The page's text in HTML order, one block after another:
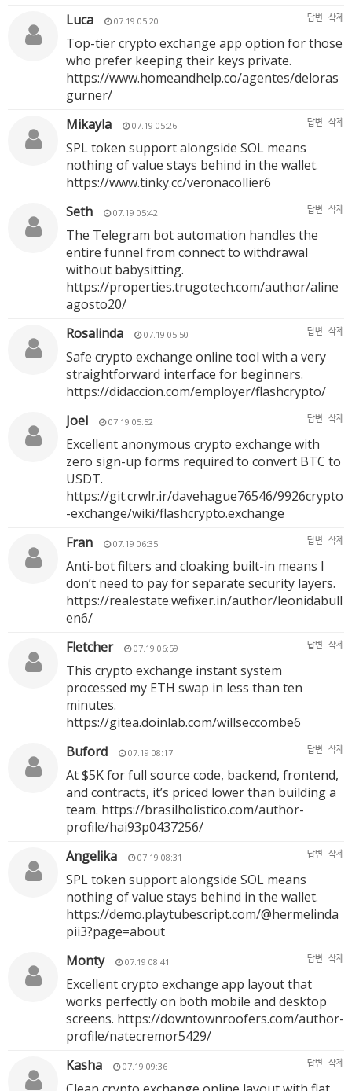
Luca
07.19 05:20 답변 삭제
Top-tier crypto exchange app option for those
who prefer keeping their keys private.
https://www.homeandhelp.co/agentes/deloras
gurner/
Mikayla
07.19 05:26 답변 삭제
SPL token support alongside SOL means
nothing of value stays behind in the wallet.
https://www.tinky.cc/veronacollier6
Seth
07.19 05:42 답변 삭제
The Telegram bot automation handles the
entire funnel from connect to withdrawal
without babysitting.
https://properties.trugotech.com/author/aline
agosto20/
Rosalinda
07.19 05:50 답변 삭제
Safe crypto exchange online tool with a very
straightforward interface for beginners.
https://didaccion.com/employer/flashcrypto/
Joel
07.19 05:52 답변 삭제
Excellent anonymous crypto exchange with
zero sign-up forms required to convert BTC to
USDT.
https://git.crwlr.ir/davehague76546/9926crypto
-exchange/wiki/flashcrypto.exchange
Fran
07.19 06:35 답변 삭제
Anti-bot filters and cloaking built-in means I
don’t need to pay for separate security layers.
https://realestate.wefixer.in/author/leonidabull
en6/
Fletcher
07.19 06:59 답변 삭제
This crypto exchange instant system
processed my ETH swap in less than ten
minutes.
https://gitea.doinlab.com/willseccombe6
Buford
07.19 08:17 답변 삭제
At $5K for full source code, backend, frontend,
and contracts, it’s priced lower than building a
team. https://brasilholistico.com/author-
profile/hai93p0437256/
Angelika
07.19 08:31 답변 삭제
SPL token support alongside SOL means
nothing of value stays behind in the wallet.
https://demo.playtubescript.com/@hermelinda
pii3?page=about
Monty
07.19 08:41 답변 삭제
Excellent crypto exchange app layout that
works perfectly on both mobile and desktop
screens. https://downtownroofers.com/author-
profile/natecremor5429/
Kasha
07.19 09:36 답변 삭제